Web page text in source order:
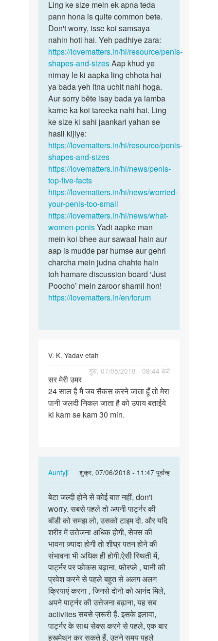
to
Mera
ling
ek
side
ko
teda
or…
by
अज्ञात
Ling
ke
size
mein
ek
apna…
Ling ke size mein ek apna teda
pann hona is quite common bete.
Don't worry, isse koi samsaya
nahin hoti hai. Yeh padhiye zara:
https://lovematters.in/hi/resource/penis-
shapes-and-sizesAap khud ye
nirnay le ki aapka ling chhota hai
ya bada yeh itna uchit nahi hoga.
Aur sorry bête isay bada ya lamba
karne ka koi tareeka nahi hai. Ling
ke size ki sahi jaankari yahan se
hasil kijiye:
https://lovematters.in/hi/resource/penis-
shapes-and-sizes
https://lovematters.in/hi/news/penis-
top-five-facts
https://lovematters.in/hi/news/worried-
your-penis-too-small
https://lovematters.in/hi/news/what-
women-penisYadi aapke man
mein koi bhee aur sawaal hain aur
aap is mudde par humse aur gehri
charcha mein judna chahte hain
toh hamare discussion board ‘Just
Poocho’ mein zaroor shamil hon!
https://lovematters.in/en/forum
V. K. Yadav etah
गुरु, 07/05/2018 - 09:44 बजे
सर
मेरी
उमर
24
सर मेरी उमर
24 साल है मै जब सैकस करने जाता हूँ तो मेरा
पानी जलदी निकल जाता है को उपाय बताईये
ki kam se kam 30 min.
Auntyji
शुक्र, 07/06/2018 - 11:47 पूर्वान्ह
In
to
सर
मेरी
उमर
24
साल
है
मै
जब…
by
V.
K.
Yadav
बेटा
जल्दी
होने
से
कोई
बात…
बेटा जल्दी होने से कोई बात नहीं, don't
worry. सबसे पहले तो अपनी पार्ट्नर की
बॉडी को समझ लो, उसको टाइम दो. और यदि
शरीर में उत्तेजना अधिक होगी, सेक्स की
भावना ज़्यादा होगी तो शीघ्र पतन होने की
संभावना भी अधिक ही होगी.ऐसी स्थिती में,
पार्ट्नर पर फोकस बढ़ाना, फोरप्ले , यानी की
प्रवेश करने से पहले बहुत से अलग अलग
क्रियाएं करना , जिनसे दोनो को आनंद मिले,
अपने पार्ट्नर की उत्तेजना बढ़ाना, यह सब
activites सबसे ज़रूरी हैं. इसके इलावा,
पार्ट्नर के साथ सेक्स करने से पहले, एक बार
हस्त्मेथुन कर सकते हैं, उतने समय पहले